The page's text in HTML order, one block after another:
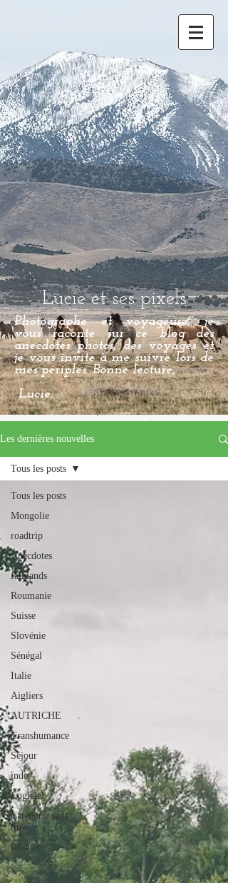
Lucie et ses pixels
Photographe et voyageuse, je
vous raconte sur ce blog des
anecdotes photos, des voyages et
je vous invite à me suivre lors de
mes périples. Bonne lecture,
Lucie.
Les dernières nouvelles
Tous les posts
Mongolie
roadtrip
Anecdotes
falklands
Roumanie
Suisse
Slovénie
Sénégal
Italie
Aigliers
AUTRICHE
Transhumance
Séjour
inde
Logiciel
Catégorie sans
titre
Islande
Tous les posts